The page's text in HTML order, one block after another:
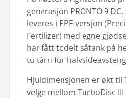
generasjon PRONTO 9
leveres i PPF-versjon
Fertilizer) med egne
har fått todelt såtank på
to tårn for
Hjuldimensjonen er økt til
velge mellom TurboDisc III